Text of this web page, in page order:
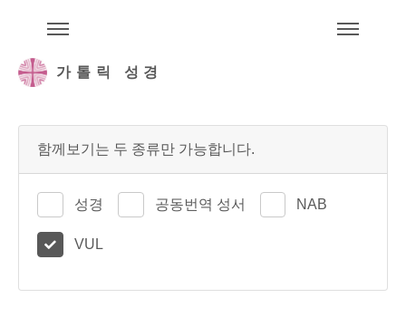
가톨릭 성경
함께보기는 두 종류만 가능합니다.
성경 공동번역 성서 NAB
VUL